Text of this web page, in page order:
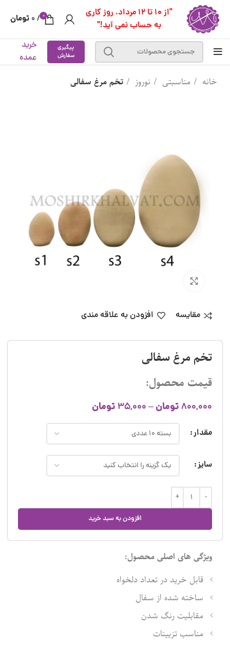
"از 10 تا 12 مرداد، روز کاری
به حساب نمی آید!"
0
/
0 تومان
پیگیری
سفارش
خرید
عمده
خانه مناسبتی نوروز تخم مرغ سفالی
مقایسه افزودن به علاقه مندی
تخم مرغ سفالی
قیمت محصول:
800,000تومان–
35,000 تومان
مقدار
سایز
افزودن به سبد خرید
ویژگی های اصلی محصول:
قابل خرید در تعداد دلخواه
ساخته شده از سفال
مقابلیت رنگ شدن
مناسب تزیینات